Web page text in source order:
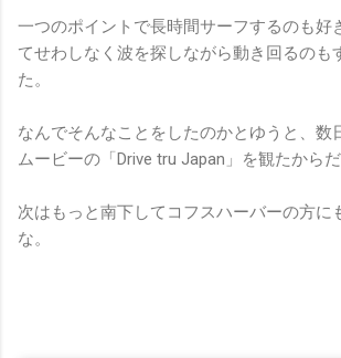
一つのポイントで長時間サーフするのも好
てせわしなく波を探しながら動き回るのも
た。
なんでそんなことをしたのかとゆうと、数
ムービーの「Drive tru Japan」を観たからだ
次はもっと南下してコフスハーバーの方に
な。